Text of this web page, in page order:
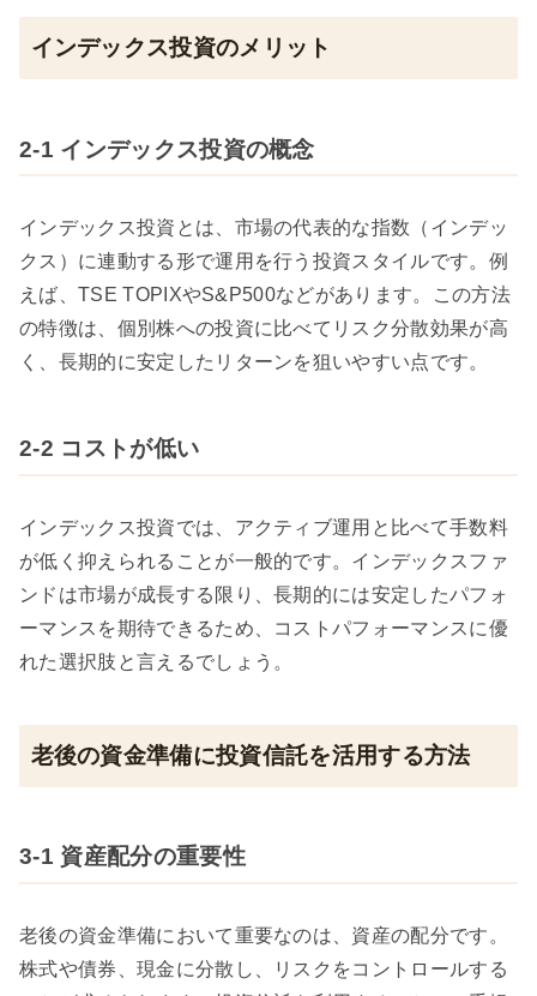
インデックス投資のメリット
2-1 インデックス投資の概念
インデックス投資とは、市場の代表的な指数（インデッ
クス）に連動する形で運用を行う投資スタイルです。例
えば、TSE TOPIXやS&P500などがあります。この方法
の特徴は、個別株への投資に比べてリスク分散効果が高
く、長期的に安定したリターンを狙いやすい点です。
2-2 コストが低い
インデックス投資では、アクティブ運用と比べて手数料
が低く抑えられることが一般的です。インデックスファ
ンドは市場が成長する限り、長期的には安定したパフォ
ーマンスを期待できるため、コストパフォーマンスに優
れた選択肢と言えるでしょう。
老後の資金準備に投資信託を活用する方法
3-1 資産配分の重要性
老後の資金準備において重要なのは、資産の配分です。
株式や債券、現金に分散し、リスクをコントロールする